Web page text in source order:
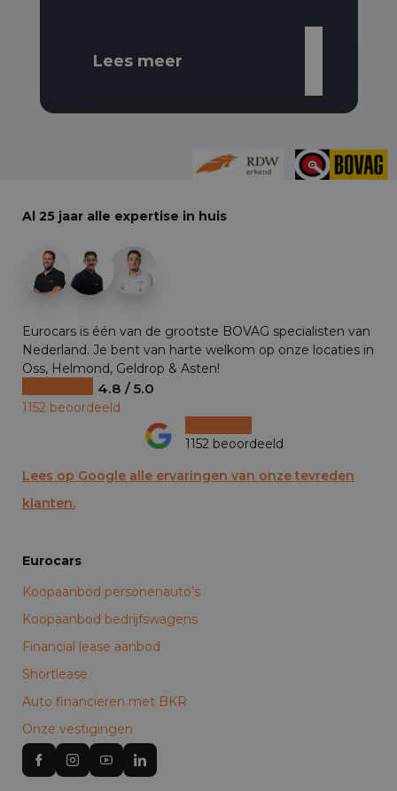
Lees meer
Al 25 jaar alle expertise in huis
Eurocars is één van de grootste BOVAG specialisten van
Nederland. Je bent van harte welkom op onze locaties in
Oss, Helmond, Geldrop & Asten!
4.8 / 5.0
1152 beoordeeld
1152 beoordeeld
Lees op Google alle ervaringen van onze tevreden
klanten.
Eurocars
Koopaanbod personenauto’s
Koopaanbod bedrijfswagens
Financial lease aanbod
Shortlease
Auto financieren met BKR
Onze vestigingen